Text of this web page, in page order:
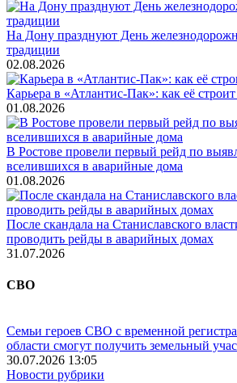
На Дону празднуют День
традиции
02.08.2026
Карьера в «Атлантис-Пак»: как её
01.08.2026
В Ростове провели первый рейд по
вселившихся в аварийные дома
01.08.2026
После скандала на Станиславского
проводить рейды в аварийных домах
31.07.2026
СВО
Семьи героев СВО с временной
области смогут получить земельный
30.07.2026 13:05
Новости рубрики